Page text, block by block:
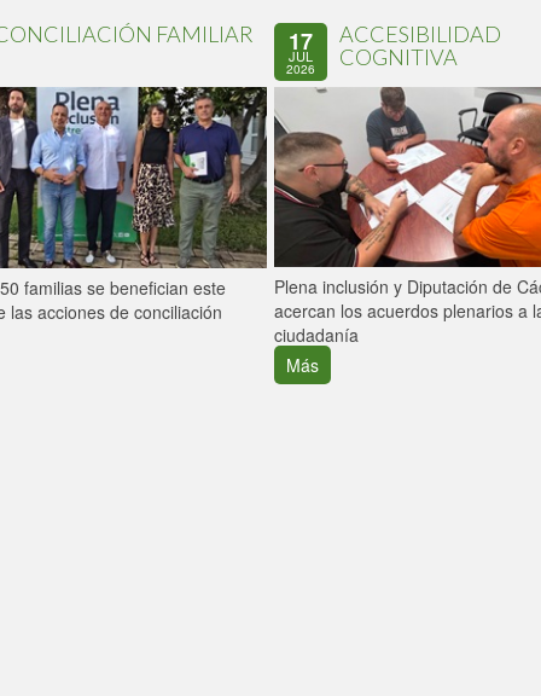
FAMILIAR
familias se benefician este
las acciones de conciliación
17
JUL
2026
ACCESIBILIDAD
COGNITIVA
Plena inclusión y Diputación de
acercan los acuerdos plenarios a
ciudadanía
Más